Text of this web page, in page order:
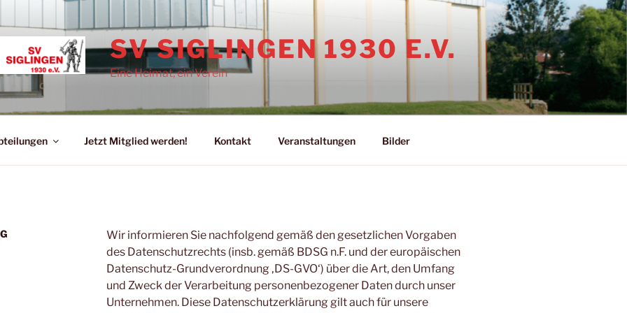
SV SIGLINGEN 1930 E.V.
Eine Heimat, ein Verein
Jetzt Mitglied werden! Kontakt Veranstaltungen Bilder
Wir informieren Sie nachfolgend gemäß den gesetzlichen Vorgaben
des Datenschutzrechts (insb. gemäß BDSG n.F. und der europäischen
Datenschutz-Grundverordnung ‚DS-GVO‘) über die Art, den Umfang
und Zweck der Verarbeitung personenbezogener Daten durch unser
Unternehmen. Diese Datenschutzerklärung gilt auch für unsere